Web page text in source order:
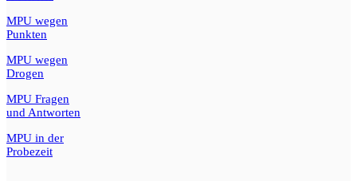
MPU wegen
Punkten
MPU wegen
Drogen
MPU Fragen
und Antworten
MPU in der
Probezeit